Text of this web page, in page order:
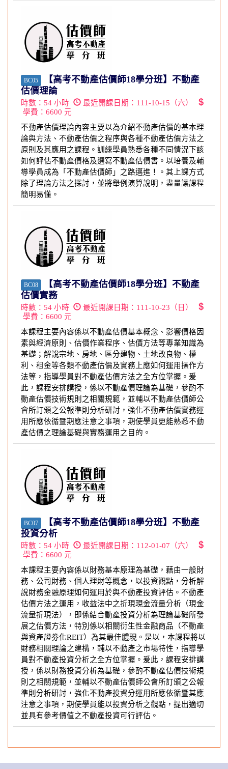
BC05
【高考不動產估價師18學分班】不動產
估價理論
時數： 54 小時 最近開課日期： 111-10-15（六）
學費： 6600 元
不動產估價理論內容主要以為介紹不動產估價的基本理
論與方法、不動產估價之程序與各種不動產估價方法之
原則及其應用之課程。訓練學員熟悉各種不同情況下該
如何評估不動產價格及選寫不動產估價書。以培養及輔
導學員成為「不動產估價師」之路邁進！。其上課方式
除了理論方法之探討，並將舉例演算說明，盡量讓課程
簡明易懂。
BC08
【高考不動產估價師18學分班】不動產
估價實務
時數： 54 小時 最近開課日期： 111-10-23（日）
學費： 6600 元
本課程主要內容係以不動產估價基本概念、影響價格因
素與經濟原則、估價作業程序、估價方法等專業知識為
基礎；解說宗地、房地、區分建物、土地改良物、權
利、租金等各類不動產估價及實務上應如何運用操作方
法等，指導學員對不動產估價方法之全方位掌握。爰
此，課程安排講授，係以不動產價理論為基礎，參酌不
動產估價技術規則之相關規範，並輔以不動產估價師公
會所訂頒之公報準則分析研討，強化不動產估價實務運
用所應依循暨期應注意之事項，期使學員更能熟悉不動
產估價之理論基礎與實務運用之目的。
BC07
【高考不動產估價師18學分班】不動產
投資分析
時數： 54 小時 最近開課日期： 112-01-07（六）
學費： 6600 元
本課程主要內容係以財務基本原理為基礎，藉由一般財
務、公司財務、個人理財等概念，以投資觀點，分析解
說財務金融原理如何運用於與不動產投資評估。不動產
估價方法之運用，收益法中之折現現金流量分析（現金
流量折現法），即係結合動產投資分析為理論基礎所發
展之估價方法，特別係以相關衍生性金融商品（不動產
與資產證劵化REIT）為其最佳體現。是以，本課程將以
財務相關理論之建構，輔以不動產之市場特性，指導學
員對不動產投資分析之全方位掌握。爰此，課程安排講
授，係以財務投資分析為基礎，參酌不動產估價技術規
則之相關規範，並輔以不動產估價師公會所訂頒之公報
準則分析研討，強化不動產投資分運用所應依循暨其應
注意之事項，期使學員能以投資分析之觀點，提出適切
並具有參考價值之不動產投資可行評估。